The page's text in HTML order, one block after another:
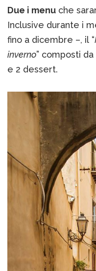
Due i menu che
Inclusive durante i
fino a dicembre –, il “
inverno” composti
e 2 dessert.